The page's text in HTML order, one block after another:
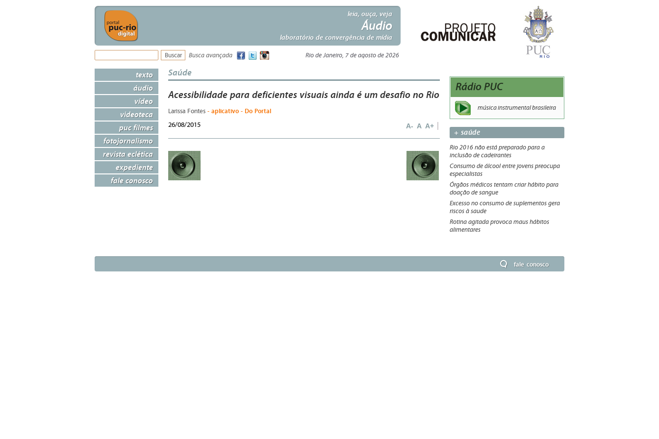
leia, ouça, veja
Áudio
laboratório de convergência de mídia
Busca avançada Rio de Janeiro, 7 de agosto de 2026
texto
áudio
vídeo
videoteca
puc filmes
fotojornalismo
revista eclética
expediente
fale conosco
Saúde
Acessibilidade para deficientes visuais ainda é um desafio no Rio
Larissa Fontes - aplicativo - Do Portal
26/08/2015 A- A A+
Rádio PUC
música instrumental brasileira
+ saúde
Rio 2016 não está preparado para a
inclusão de cadeirantes
Consumo de álcool entre jovens preocupa
especialistas
Órgãos médicos tentam criar hábito para
doação de sangue
Excesso no consumo de suplementos gera
riscos à saude
Rotina agitada provoca maus hábitos
alimentares
fale conosco